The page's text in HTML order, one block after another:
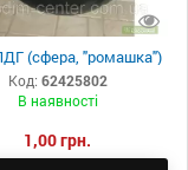
(сфера, "ромашка")
Код: 62425802
В наявності
1,00 грн.